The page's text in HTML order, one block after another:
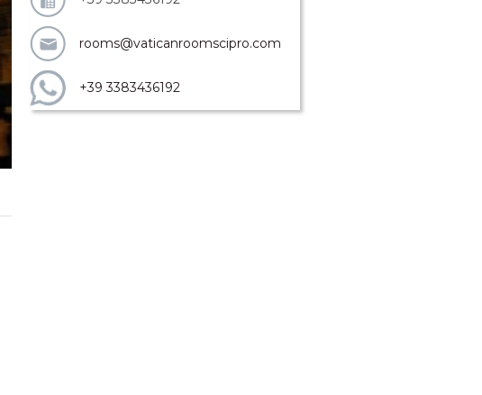
rooms@vaticanroomscipro.com
+39 3383436192